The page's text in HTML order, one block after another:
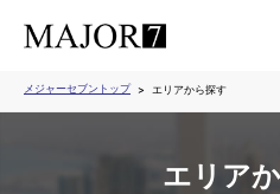
メジャーセブントップ エリアから探す
エリア